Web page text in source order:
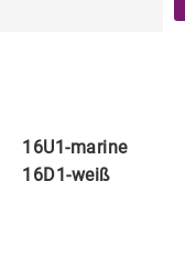
16U1-marine
16D1-weiß